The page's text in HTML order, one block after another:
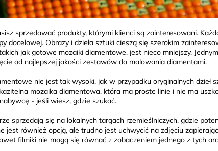
sprzedawać produkty, którymi klienci są zainteresowani.
docelowej. Obrazy i dzieła sztuki cieszą się szerokim
jak gotowe mozaiki diamentowe, jest nieco mniejszy.
od najlepszej jakości zestawów do malowania diamentami.
nie jest tak wysoki, jak w przypadku oryginalnych dzieł
mozaika diamentowa, która ma proste linie i nie ma
- jeśli wiesz, gdzie szukać.
sprzedają się na lokalnych targach rzemieślniczych, gdzie
jest również opcją, ale trudno jest uchwycić na zdjęciu
filmiki nie mogą się równać z zobaczeniem jednego z tych